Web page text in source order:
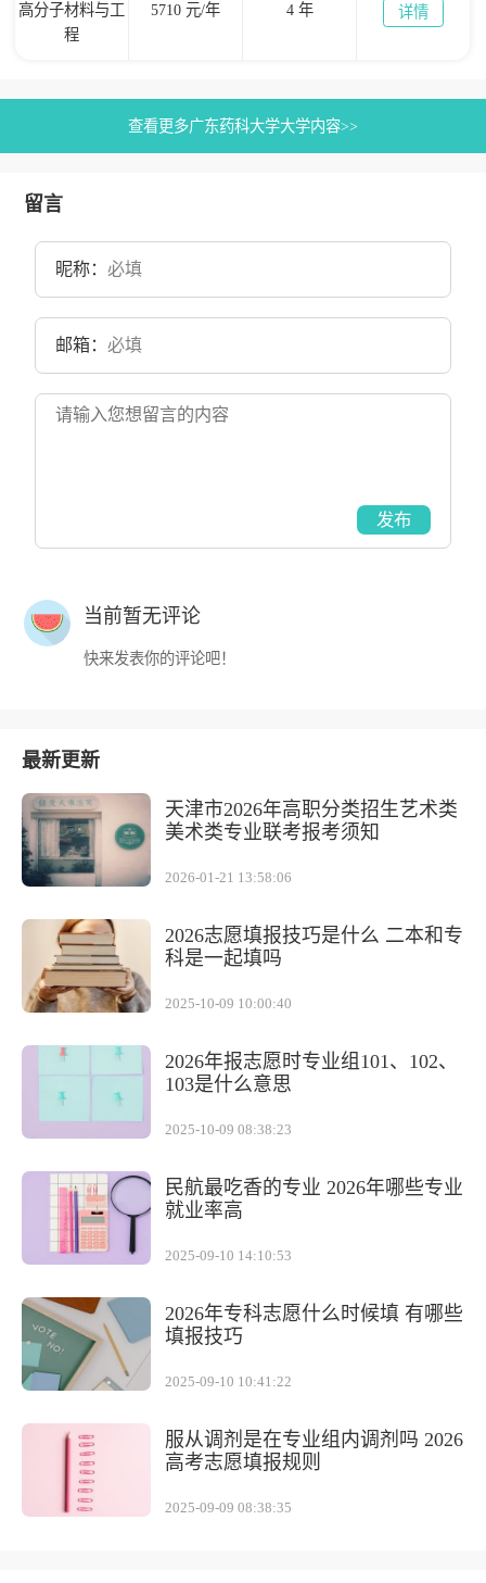
高分子材料与工
程
5710 元/年 4 年 详情
查看更多广东药科大学大学内容>>
留言
昵称：
邮箱：
发布
当前暂无评论
快来发表你的评论吧！
最新更新
天津市2026年高职分类招生艺术类
美术类专业联考报考须知
2026-01-21 13:58:06
2026志愿填报技巧是什么 二本和专
科是一起填吗
2025-10-09 10:00:40
2026年报志愿时专业组101、102、
103是什么意思
2025-10-09 08:38:23
民航最吃香的专业 2026年哪些专业
就业率高
2025-09-10 14:10:53
2026年专科志愿什么时候填 有哪些
填报技巧
2025-09-10 10:41:22
服从调剂是在专业组内调剂吗 2026
高考志愿填报规则
2025-09-09 08:38:35